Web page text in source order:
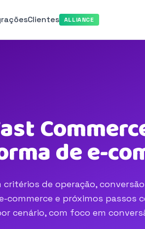
Clientes ALLIANCE
de e-
de operação,
e próximos passos
cenário, com foco em